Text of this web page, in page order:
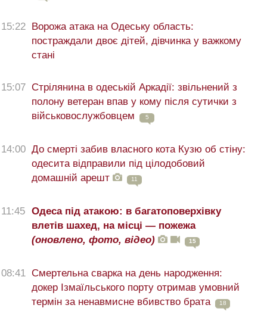
15:22 Ворожа атака на Одеську область:
постраждали двоє дітей, дівчинка у важкому
стані
15:07 Стрілянина в одеській Аркадії: звільнений з
полону ветеран впав у кому після сутички з
військовослужбовцем
5
14:00 До смерті забив власного кота Кузю об стіну:
одесита відправили під цілодобовий
домашній арешт
11
11:45 Одеса під атакою: в багатоповерхівку
влетів шахед, на місці — пожежа
(оновлено, фото, відео)
15
08:41 Смертельна сварка на день народження:
докер Ізмаїльського порту отримав умовний
термін за ненавмисне вбивство брата
18